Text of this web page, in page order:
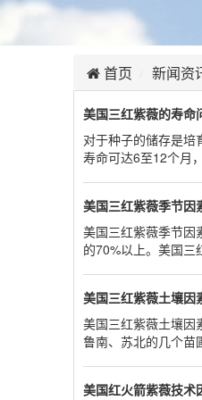
首页 新闻资
美国三红紫薇的寿命
对于种子的储存是
寿命可达6至12个月
美国三红紫薇季节因
美国三红紫薇季节因
的70%以上。美国三
美国三红紫薇土壤因
美国三红紫薇土壤因
鲁南、苏北的几个苗
美国红火箭紫薇技术